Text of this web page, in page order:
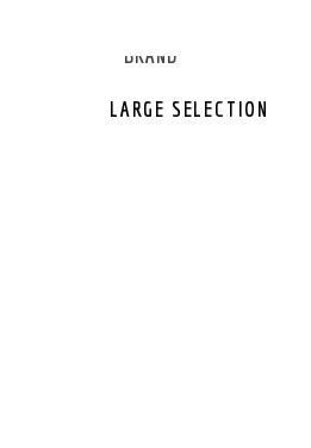
GEAR BRAND
LARGE SELECTION